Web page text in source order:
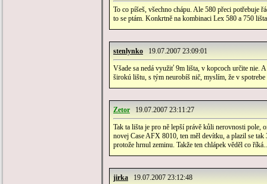
To co píšeš, všechno chápu. Ale 580 přeci potřebuje
to se ptám. Konkrtně na kombinaci Lex 580 a 750
stenlynko 19.07.2007 23:09:01
Všade sa nedá využiť 9m lišta, v kopcoch určite nie.
širokú lištu, s tým neurobíš nič, myslím, že v
Zetor 19.07.2007 23:11:27
Tak ta lišta je pro ně lepší právě kůli nerovnosti pole,
novej Case AFX 8010, ten měl devítku, a plazil se
protože hrnul zeminu. Takže ten chlápek věděl co
jirka 19.07.2007 23:12:48